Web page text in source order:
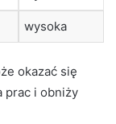
wysoka
okazać się
prac i obniży